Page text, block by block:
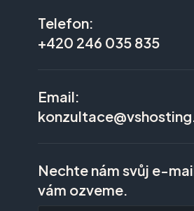
Telefon:
+420 246 035 835
Email:
Nechte nám svůj e-
vám ozveme.